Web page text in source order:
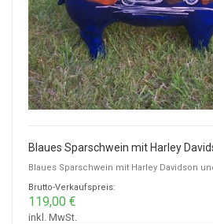
Blaues Sparschwein mit Harley
Blaues Sparschwein mit Harley Davidson
Brutto-Verkaufspreis:
119,00 €
inkl. MwSt.